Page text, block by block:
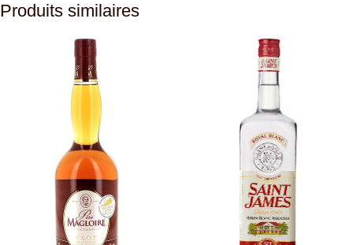
Produits similaires